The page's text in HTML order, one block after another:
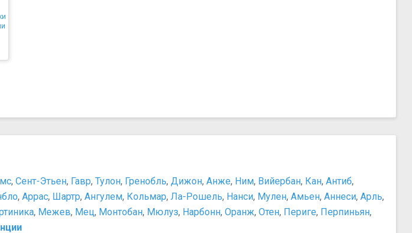
, Сент-Этьен, Гавр, Тулон, Гренобль, Дижон, Анже, Ним, Вийербан, Кан, Антиб,
, Аррас, Шартр, Ангулем, Кольмар, Ла-Рошель, Нанси, Мулен, Амьен, Аннеси, Арль,
, Межев, Мец, Монтобан, Мюлуз, Нарбонн, Оранж, Отен, Периге, Перпиньян,